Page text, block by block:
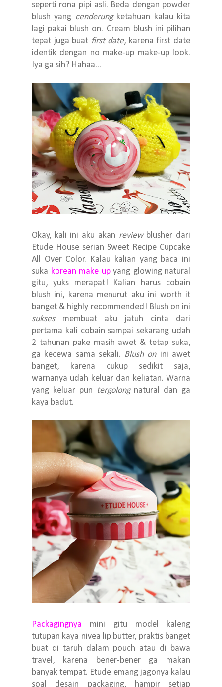
seperti rona pipi asli. Beda dengan powder
blush yang cenderung ketahuan kalau kita
lagi pakai blush on. Cream blush ini pilihan
tepat juga buat first date, karena first date
identik dengan no make-up make-up look.
Iya ga sih? Hahaa...
Okay, kali ini aku akan review blusher dari
Etude House serian Sweet Recipe Cupcake
All Over Color. Kalau kalian yang baca ini
suka korean make upyang glowing natural
gitu, yuks merapat! Kalian harus cobain
blush ini, karena menurut aku ini worth it
banget & highly recommended! Blush on ini
sukses membuat aku jatuh cinta dari
pertama kali cobain sampai sekarang udah
2 tahunan pake masih awet & tetap suka,
ga kecewa sama sekali. Blush onini awet
banget, karena cukup sedikit saja,
warnanya udah keluar dan keliatan. Warna
yang keluar pun tergolongnatural dan ga
kaya badut.
Packagingnya mini gitu model kaleng
tutupan kaya nivea lip butter, praktis banget
buat di taruh dalam pouch atau di bawa
travel, karena bener-bener ga makan
banyak tempat. Etude emang jagonya kalau
soal desain packaging, hampir setiap